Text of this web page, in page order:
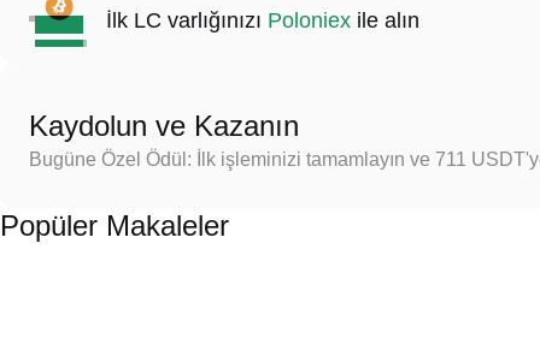
İlk LC varlığınızı Poloniex ile alın
Kaydolun ve Kazanın
Bugüne Özel Ödül: İlk işleminizi tamamlayın ve 711
Popüler Makaleler